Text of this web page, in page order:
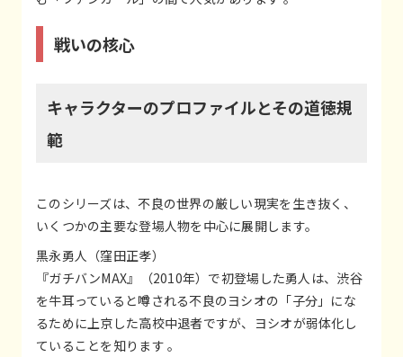
戦いの核心
キャラクターのプロファイルとその道徳規
範
このシリーズは、不良の世界の厳しい現実を生き抜く、
いくつかの主要な登場人物を中心に展開します。
黒永勇人（窪田正孝）
『ガチバンMAX』（2010年）で初登場した勇人は、渋谷
を牛耳っていると噂される不良のヨシオの「子分」にな
るために上京した高校中退者ですが、ヨシオが弱体化し
ていることを知ります 。